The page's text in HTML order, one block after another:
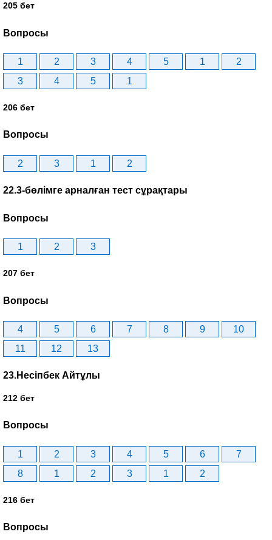
205 бет
Вопросы
1 2 3 4 5 1
2
3
4 5 1
206 бет
Вопросы
2 3 1 2
22.3-бөлімге арналған тест сұрақтары
Вопросы
1 2 3
207 бет
Вопросы
4 5 6 7 8 9
10
11
12 13
23.Несіпбек Айтұлы
212 бет
Вопросы
1 2 3 4 5 6
7
8
1 2 3 1 2
216 бет
Вопросы